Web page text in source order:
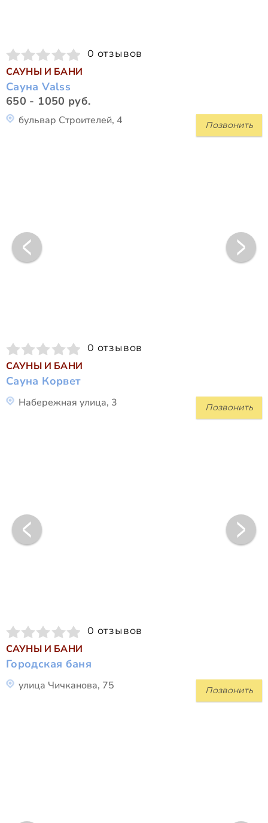
0 отзывов
САУНЫ И БАНИ
Сауна Valss
650 - 1050 руб.
Позвонить
бульвар Строителей, 4
0 отзывов
САУНЫ И БАНИ
Сауна Корвет
Позвонить
Набережная улица, 3
0 отзывов
САУНЫ И БАНИ
Городская баня
Позвонить
улица Чичканова, 75